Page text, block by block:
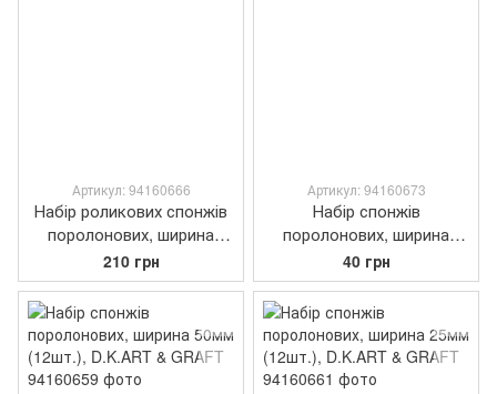
Артикул: 94160666
Набір роликових спонжів
поролонових, ширина
25мм (12шт.), D.K.ART &
СRAFT
210 грн
Артикул: 94160673
Набір спонжів
поролонових, ширина
25мм (3шт.), D.K.ART &
GRAFT
40 грн